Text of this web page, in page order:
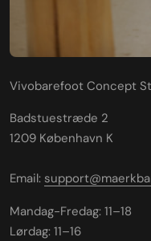
Vivobarefoot Concept
Badstuestræde 2
1209 København K
Email:
Mandag-Fredag: 11–18
Lørdag: 11–16